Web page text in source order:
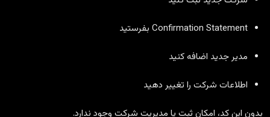
Confirmation Statement بفرستید
مدیر جدید اضافه کنید
اطلاعات شرکت را تغییر دهید
بدون این کد، امکان ثبت یا مدیریت شرکت وجود ندارد.